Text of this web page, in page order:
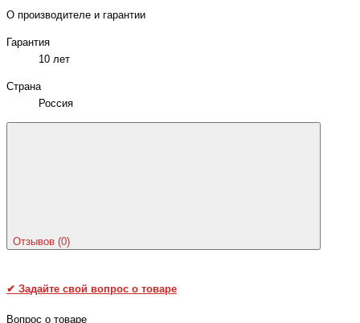
О производителе и гарантии
Гарантия
10 лет
Страна
Россия
Отзывов (0)
✔ Задайте свой вопрос о товаре
Вопрос о товаре